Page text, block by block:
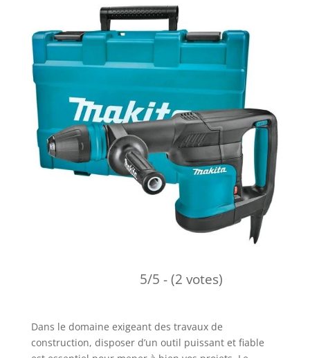
5/5 - (2 votes)
Dans le domaine exigeant des travaux de
construction, disposer d’un outil puissant et fiable